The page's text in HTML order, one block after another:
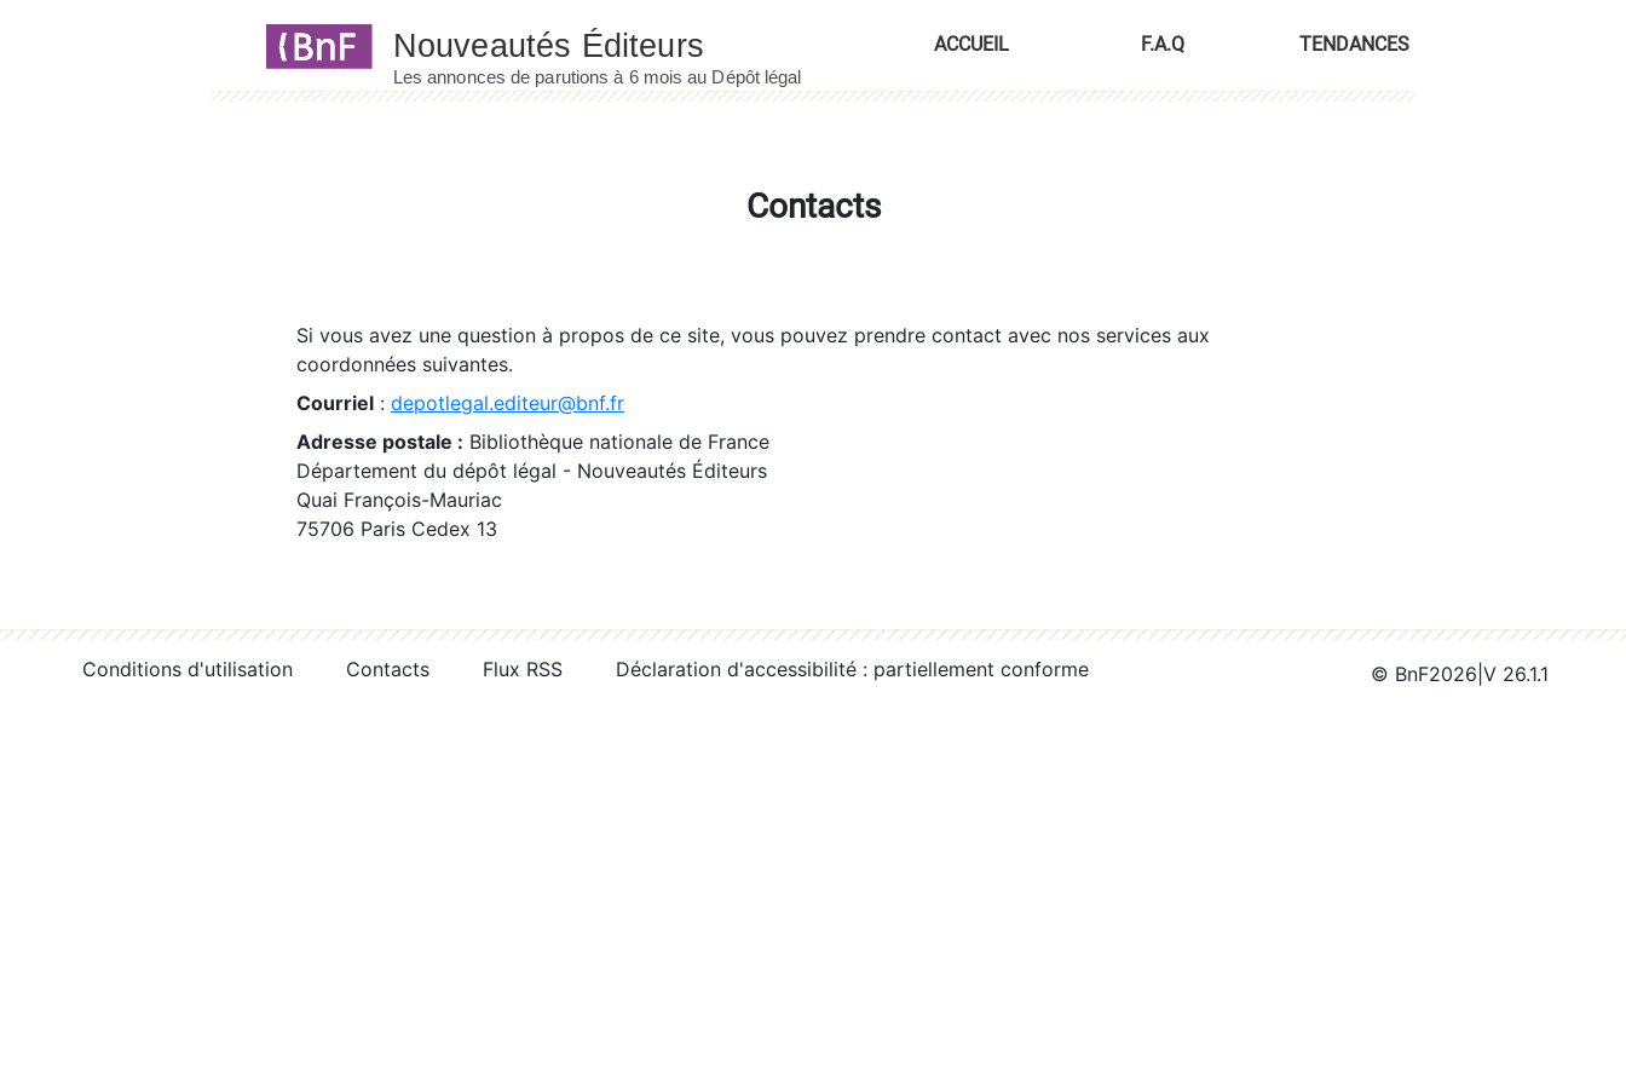
ACCUEIL F.A.Q TENDANCES
Contacts
Si vous avez une question à propos de ce site, vous pouvez prendre contact avec nos services aux
coordonnées suivantes.
Courriel : depotlegal.editeur@bnf.fr
Adresse postale : Bibliothèque nationale de France
Département du dépôt légal - Nouveautés Éditeurs
Quai François-Mauriac
75706 Paris Cedex 13
Conditions d'utilisation Contacts Flux RSS Déclaration d'accessibilité : partiellement conforme © BnF2026 V 26.1.1